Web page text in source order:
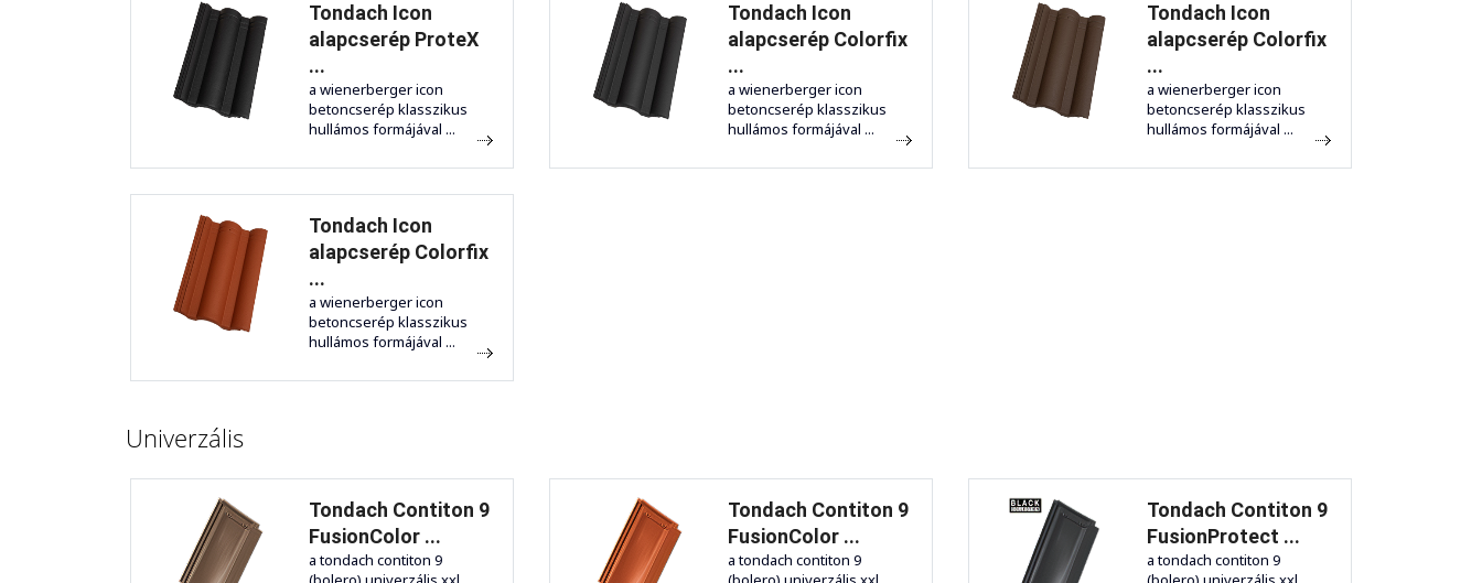
Tondach Icon
alapcserép ProteX
...
a wienerberger icon
betoncserép klasszikus
hullámos formájával ...
Tondach Icon
alapcserép Colorfix
...
a wienerberger icon
betoncserép klasszikus
hullámos formájával ...
Tondach Icon
alapcserép Colorfix
...
a wienerberger icon
betoncserép klasszikus
hullámos formájával ...
Tondach Icon
alapcserép Colorfix
...
a wienerberger icon
betoncserép klasszikus
hullámos formájával ...
Univerzális
Tondach Contiton 9
FusionColor ...
a tondach contiton 9
Tondach Contiton 9
FusionColor ...
a tondach contiton 9
Tondach Contiton 9
FusionProtect ...
a tondach contiton 9